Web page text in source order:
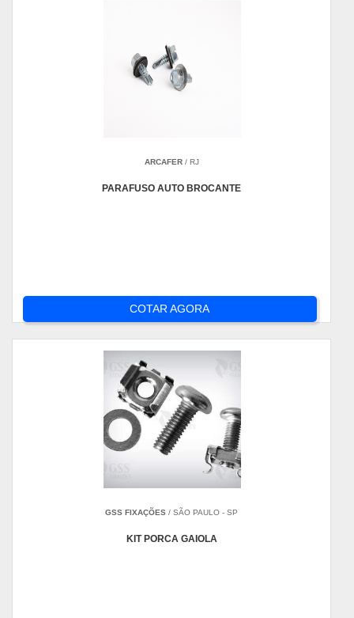
ARCAFER/ RJ
PARAFUSO AUTO BROCANTE
COTAR AGORA
GSS FIXAÇÕES / SÃO PAULO - SP
KIT PORCA GAIOLA